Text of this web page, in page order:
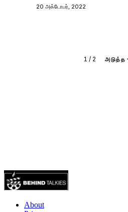
20 அக்டோபர், 2022
1 / 2 அடுத்த
About